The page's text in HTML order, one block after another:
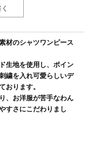
材のシャツワンピース
生地を使用し、ポイン
繍を入れ可愛らしいデ
おります。
、お洋服が苦手なわん
すさにこだわりまし